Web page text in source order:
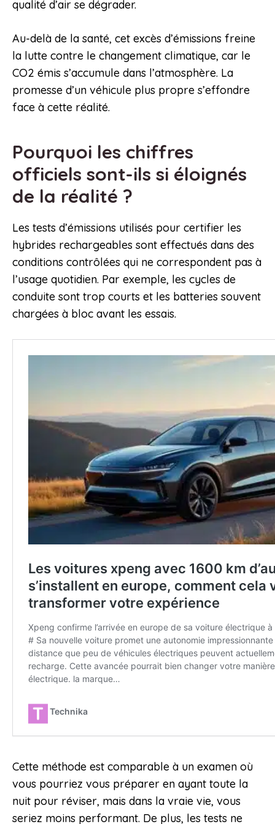
qualité d’air se dégrader.
Au-delà de la santé, cet excès d’émissions freine
la lutte contre le changement climatique, car le
CO2 émis s’accumule dans l’atmosphère. La
promesse d’un véhicule plus propre s’effondre
face à cette réalité.
Pourquoi les chiffres
officiels sont-ils si éloignés
de la réalité ?
Les tests d’émissions utilisés pour certifier les
hybrides rechargeables sont effectués dans des
conditions contrôlées qui ne correspondent pas à
l’usage quotidien. Par exemple, les cycles de
conduite sont trop courts et les batteries souvent
chargées à bloc avant les essais.
Cette méthode est comparable à un examen où
vous pourriez vous préparer en ayant toute la
nuit pour réviser, mais dans la vraie vie, vous
seriez moins performant. De plus, les tests ne